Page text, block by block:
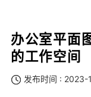
办公室平面
的工作空间
发布时间 : 2023-